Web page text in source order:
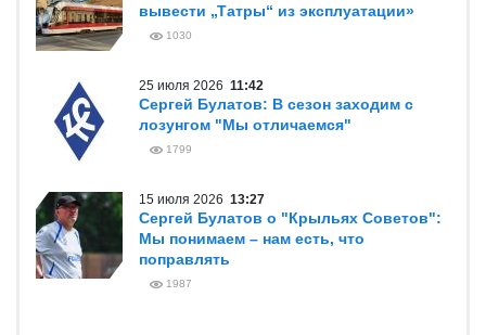
вывести „Татры“ из эксплуатации»
1030
25 июля 2026 11:42
Сергей Булатов: В сезон заходим с
лозунгом "Мы отличаемся"
1799
15 июля 2026 13:27
Сергей Булатов о "Крыльях Советов":
Мы понимаем – нам есть, что
поправлять
1987